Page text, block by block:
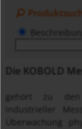
Die KOBOLD
gehört zu den
industrieller
Überwachung